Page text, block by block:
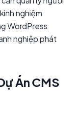
nghiệm
WordPress
nghiệp phát
Án CMS